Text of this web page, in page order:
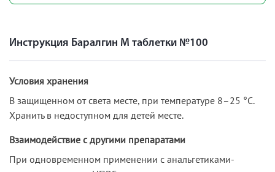
Инструкция Баралгин М таблетки №100
Условия хранения
В защищенном от света месте, при температуре 8–25 °C.
Хранить в недоступном для детей месте.
Взаимодействие с другими препаратами
При одновременном применении с анальгетиками-